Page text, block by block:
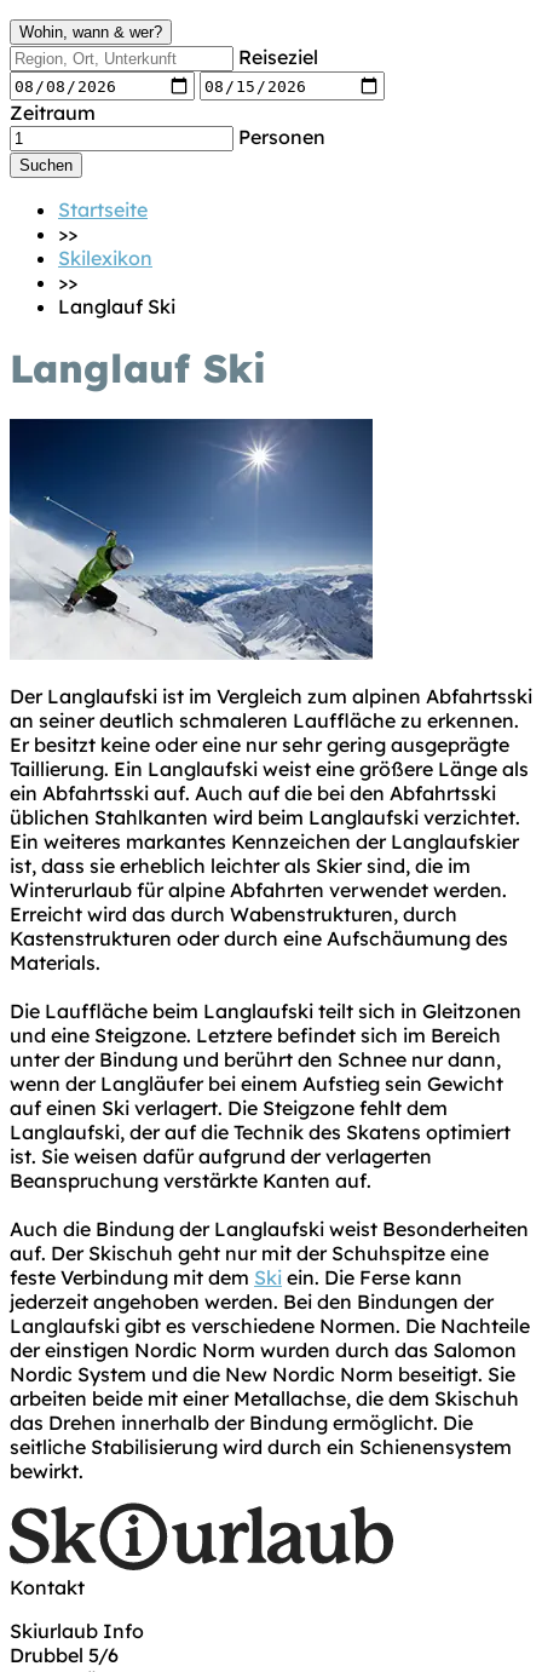
Wohin, wann & wer?
Reiseziel
Zeitraum
Personen
Startseite
>>
Skilexikon
>>
Langlauf Ski
Langlauf Ski
Der Langlaufski ist im Vergleich zum alpinen Abfahrtsski
an seiner deutlich schmaleren Lauffläche zu erkennen.
Er besitzt keine oder eine nur sehr gering ausgeprägte
Taillierung. Ein Langlaufski weist eine größere Länge als
ein Abfahrtsski auf. Auch auf die bei den Abfahrtsski
üblichen Stahlkanten wird beim Langlaufski verzichtet.
Ein weiteres markantes Kennzeichen der Langlaufskier
ist, dass sie erheblich leichter als Skier sind, die im
Winterurlaub für alpine Abfahrten verwendet werden.
Erreicht wird das durch Wabenstrukturen, durch
Kastenstrukturen oder durch eine Aufschäumung des
Materials.
Die Lauffläche beim Langlaufski teilt sich in Gleitzonen
und eine Steigzone. Letztere befindet sich im Bereich
unter der Bindung und berührt den Schnee nur dann,
wenn der Langläufer bei einem Aufstieg sein Gewicht
auf einen Ski verlagert. Die Steigzone fehlt dem
Langlaufski, der auf die Technik des Skatens optimiert
ist. Sie weisen dafür aufgrund der verlagerten
Beanspruchung verstärkte Kanten auf.
Auch die Bindung der Langlaufski weist Besonderheiten
auf. Der Skischuh geht nur mit der Schuhspitze eine
feste Verbindung mit dem Ski ein. Die Ferse kann
jederzeit angehoben werden. Bei den Bindungen der
Langlaufski gibt es verschiedene Normen. Die Nachteile
der einstigen Nordic Norm wurden durch das Salomon
Nordic System und die New Nordic Norm beseitigt. Sie
arbeiten beide mit einer Metallachse, die dem Skischuh
das Drehen innerhalb der Bindung ermöglicht. Die
seitliche Stabilisierung wird durch ein Schienensystem
bewirkt.
Kontakt
Skiurlaub Info
Drubbel 5/6